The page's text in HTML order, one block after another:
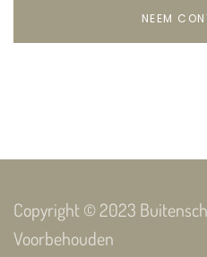
NEEM
Copyright © 2023
Voorbehouden